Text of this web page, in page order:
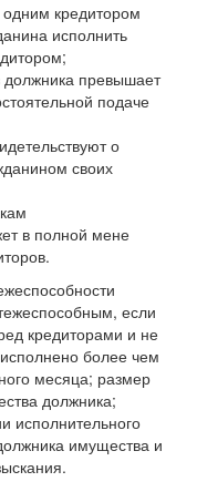
одним кредитором
исполнить
должника превышает
подаче
о
своих
в полной мене
если
кредиторами и не
более чем
месяца; размер
должника;
исполнительного
имущества и